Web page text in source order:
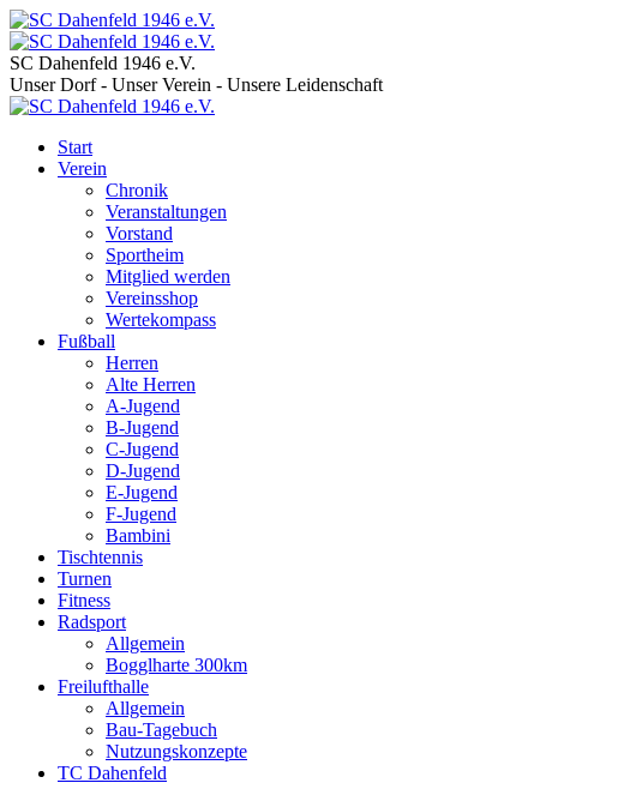
SC Dahenfeld 1946 e.V.
Unser Dorf - Unser Verein - Unsere Leidenschaft
Start
Verein
Chronik
Veranstaltungen
Vorstand
Sportheim
Mitglied werden
Vereinsshop
Wertekompass
Fußball
Herren
Alte Herren
A-Jugend
B-Jugend
C-Jugend
D-Jugend
E-Jugend
F-Jugend
Bambini
Tischtennis
Turnen
Fitness
Radsport
Allgemein
Bogglharte 300km
Freilufthalle
Allgemein
Bau-Tagebuch
Nutzungskonzepte
TC Dahenfeld